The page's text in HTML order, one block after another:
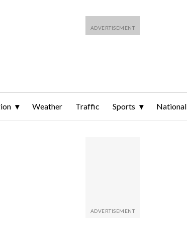
Weather Traffic Sports National